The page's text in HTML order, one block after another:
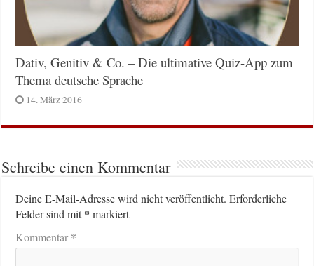
Dativ, Genitiv & Co. – Die ultimative Quiz-App zum
Thema deutsche Sprache
14. März 2016
Schreibe einen Kommentar
Deine E-Mail-Adresse wird nicht veröffentlicht. Erforderliche
Felder sind mit* markiert
Kommentar*